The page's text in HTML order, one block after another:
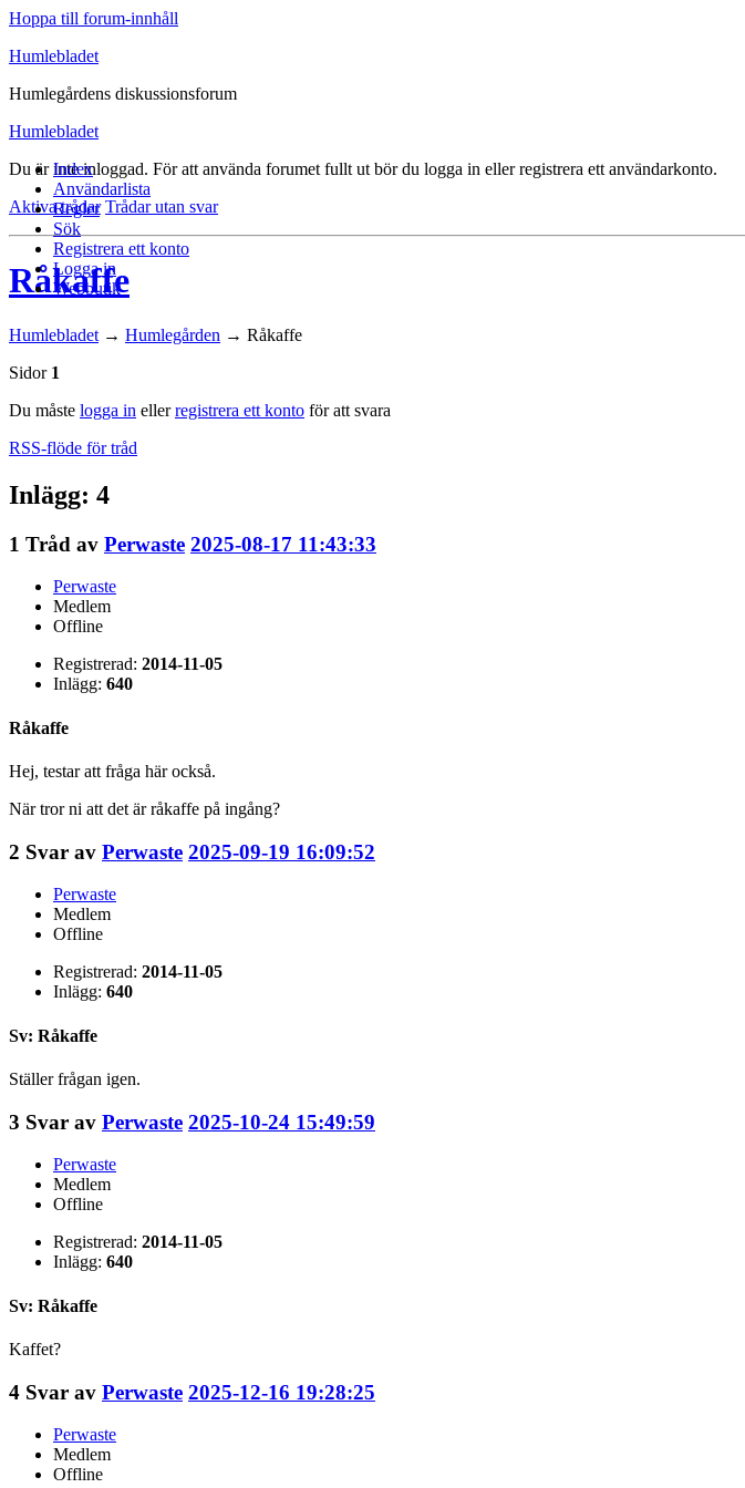
Hoppa till forum-innhåll
Humlebladet
Humlegårdens diskussionsforum
Humlebladet
Index
Användarlista
Regler
Sök
Registrera ett konto
Logga in
Webbutik
Du är inte inloggad. För att använda forumet fullt ut bör du logga in eller registrera ett användarkonto.
Aktiva trådar Trådar utan svar
Råkaffe
Humlebladet → Humlegården → Råkaffe
Sidor 1
Du måste logga in ellerregistrera ett konto för att svara
RSS-flöde för tråd
Inlägg: 4
1 Tråd av Perwaste 2025-08-17 11:43:33
Perwaste
Medlem
Offline
Registrerad: 2014-11-05
Inlägg: 640
Råkaffe
Hej, testar att fråga här också.
När tror ni att det är råkaffe på ingång?
2 Svar av Perwaste 2025-09-19 16:09:52
Perwaste
Medlem
Offline
Registrerad: 2014-11-05
Inlägg: 640
Sv: Råkaffe
Ställer frågan igen.
3 Svar av Perwaste 2025-10-24 15:49:59
Perwaste
Medlem
Offline
Registrerad: 2014-11-05
Inlägg: 640
Sv: Råkaffe
Kaffet?
4 Svar av Perwaste 2025-12-16 19:28:25
Perwaste
Medlem
Offline